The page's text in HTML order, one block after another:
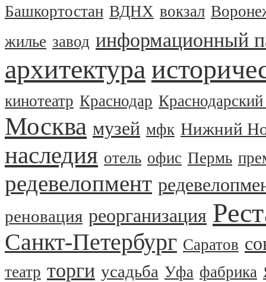
Башкортостан ВДНХ вокзал
жилье завод информационный
архитектура
кинотеатр Краснодар
Москва музей мфк Нижний
наследия отель офис Пермь
редевелопмент
реновация реорганизация
Санкт-Петербург Саратов
театр торги усадьба Уфа фабрика